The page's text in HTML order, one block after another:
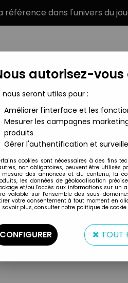
référence dans l'univers du
MARQUES TYPE
Prix
autorisez-vous
nous seront utiles pour :
Améliorer l'interface et les
Mesurer les campagnes
produits
Gérer l'authentification et
cookies sont nécessaires à des fins
non obligatoires, peuvent être utilisés
mesure des annonces et du contenu, la
les données de géolocalisation
et/ou l'accès aux informations sur un
valable sur l’ensemble des sous-
votre consentement à tout moment en
savoir plus, consulter notre politique de cookie.
CONFIGURER TOUT